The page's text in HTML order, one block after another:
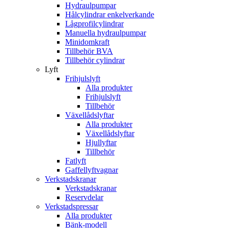
Hydraulpumpar
Hålcylindrar enkelverkande
Lågprofilcylindrar
Manuella hydraulpumpar
Minidomkraft
Tillbehör BVA
Tillbehör cylindrar
Lyft
Frihjulslyft
Alla produkter
Frihjulslyft
Tillbehör
Växellådslyftar
Alla produkter
Växellådslyftar
Hjullyftar
Tillbehör
Fatlyft
Gaffellyftvagnar
Verkstadskranar
Verkstadskranar
Reservdelar
Verkstadspressar
Alla produkter
Bänk-modell